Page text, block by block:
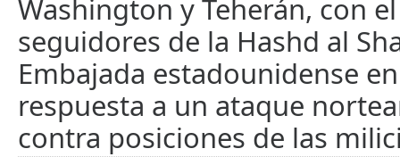
Washington y Teherán, con
seguidores de la Hashd al
Embajada estadounidense
respuesta a un ataque
contra posiciones de las